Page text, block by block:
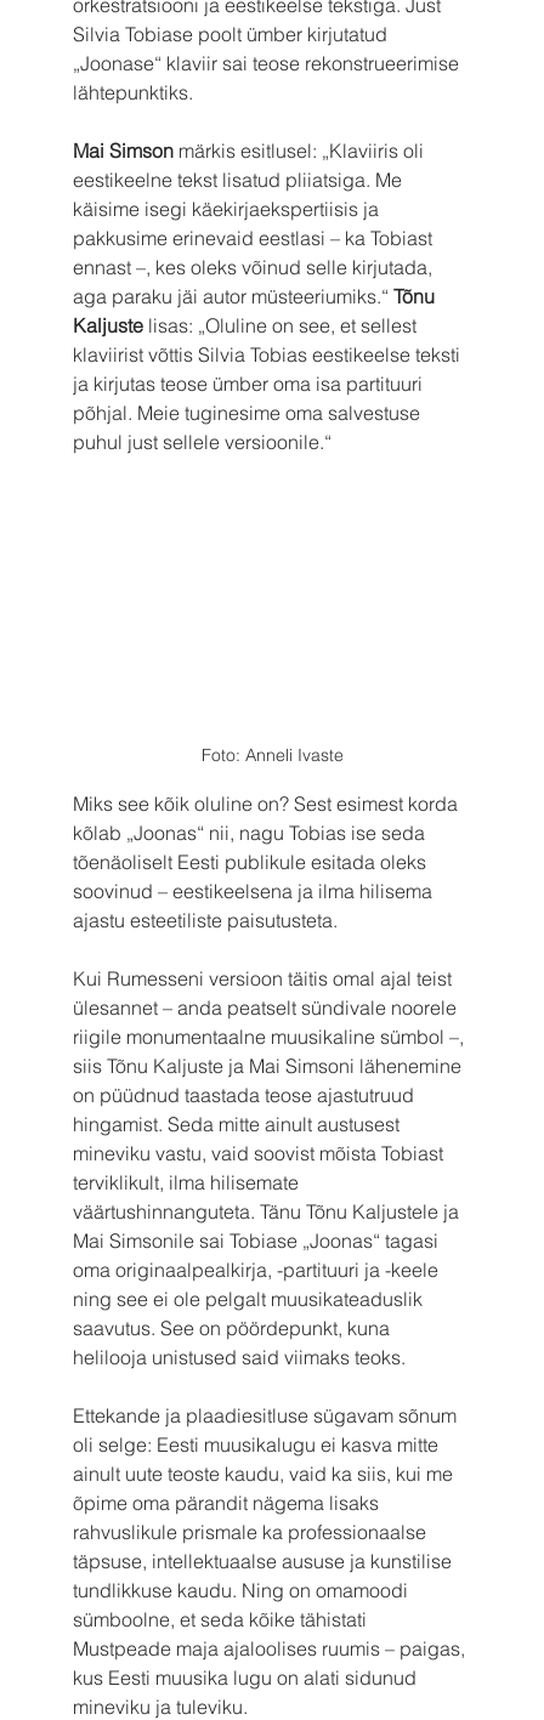
Silvia Tobiase poolt ümber kirjutatud
„Joonase“ klaviir sai teose rekonstrueerimise
lähtepunktiks.
Mai Simson märkis esitlusel: „Klaviiris oli
eestikeelne tekst lisatud pliiatsiga. Me
käisime isegi käekirjaekspertiisis ja
pakkusime erinevaid eestlasi – ka Tobiast
ennast –, kes oleks võinud selle kirjutada,
aga paraku jäi autor müsteeriumiks.“ Tõnu
Kaljuste lisas: „Oluline on see, et sellest
klaviirist võttis Silvia Tobias eestikeelse teksti
ja kirjutas teose ümber oma isa partituuri
põhjal. Meie tuginesime oma salvestuse
puhul just sellele versioonile.“
Foto: Anneli Ivaste
Miks see kõik oluline on? Sest esimest korda
kõlab „Joonas“ nii, nagu Tobias ise seda
tõenäoliselt Eesti publikule esitada oleks
soovinud – eestikeelsena ja ilma hilisema
ajastu esteetiliste paisutusteta.
Kui Rumesseni versioon täitis omal ajal teist
ülesannet – anda peatselt sündivale noorele
riigile monumentaalne muusikaline sümbol –,
siis Tõnu Kaljuste ja Mai Simsoni lähenemine
on püüdnud taastada teose ajastutruud
hingamist. Seda mitte ainult austusest
mineviku vastu, vaid soovist mõista Tobiast
terviklikult, ilma hilisemate
väärtushinnanguteta. Tänu Tõnu Kaljustele ja
Mai Simsonile sai Tobiase „Joonas“ tagasi
oma originaalpealkirja, -partituuri ja -keele
ning see ei ole pelgalt muusikateaduslik
saavutus. See on pöördepunkt, kuna
helilooja unistused said viimaks teoks.
Ettekande ja plaadiesitluse sügavam sõnum
oli selge: Eesti muusikalugu ei kasva mitte
ainult uute teoste kaudu, vaid ka siis, kui me
õpime oma pärandit nägema lisaks
rahvuslikule prismale ka professionaalse
täpsuse, intellektuaalse aususe ja kunstilise
tundlikkuse kaudu. Ning on omamoodi
sümboolne, et seda kõike tähistati
Mustpeade maja ajaloolises ruumis – paigas,
kus Eesti muusika lugu on alati sidunud
mineviku ja tuleviku.